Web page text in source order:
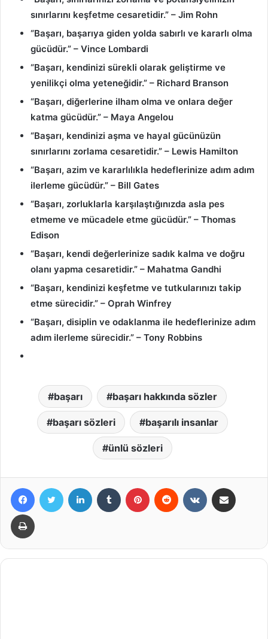
sınırlarını keşfetme cesaretidir.” – Jim Rohn
“Başarı, başarıya giden yolda sabırlı ve kararlı olma
gücüdür.” – Vince Lombardi
“Başarı, kendinizi sürekli olarak geliştirme ve
yenilikçi olma yeteneğidir.” – Richard Branson
“Başarı, diğerlerine ilham olma ve onlara değer
katma gücüdür.” – Maya Angelou
“Başarı, kendinizi aşma ve hayal gücünüzün
sınırlarını zorlama cesaretidir.” – Lewis Hamilton
“Başarı, azim ve kararlılıkla hedeflerinize adım adım
ilerleme gücüdür.” – Bill Gates
“Başarı, zorluklarla karşılaştığınızda asla pes
etmeme ve mücadele etme gücüdür.” – Thomas
Edison
“Başarı, kendi değerlerinize sadık kalma ve doğru
olanı yapma cesaretidir.” – Mahatma Gandhi
“Başarı, kendinizi keşfetme ve tutkularınızı takip
etme sürecidir.” – Oprah Winfrey
“Başarı, disiplin ve odaklanma ile hedeflerinize adım
adım ilerleme sürecidir.” – Tony Robbins
başarı başarı hakkında sözler
başarı sözleri başarılı insanlar
ünlü sözleri
Facebook LinkedIn Tumblr Pinterest Reddit VKontakte
Yazdır